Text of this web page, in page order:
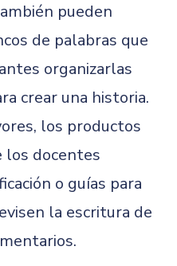
pueden
de palabras que
organizarlas
crear una historia.
los productos
los docentes
o guías para
la escritura de